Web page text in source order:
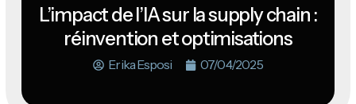
L’impact de l’IA sur la supply chain :
réinvention et optimisations
Erika Esposi 07/04/2025